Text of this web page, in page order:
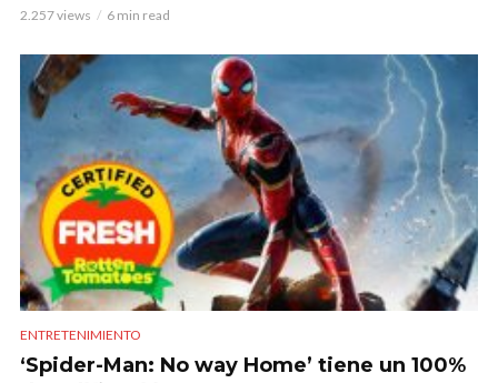
2.257 views 6 min read
ENTRETENIMIENTO
‘Spider-Man: No way Home’ tiene un 100%